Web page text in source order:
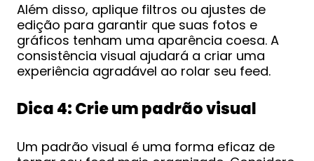
Além disso, aplique filtros ou ajustes de
edição para garantir que suas fotos e
gráficos tenham uma aparência coesa. A
consistência visual ajudará a criar uma
experiência agradável ao rolar seu feed.
Dica 4: Crie um padrão visual
Um padrão visual é uma forma eficaz de